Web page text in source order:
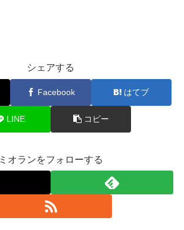
シェアする
Facebook はてブ
LINE コピー
ミオランをフォローする